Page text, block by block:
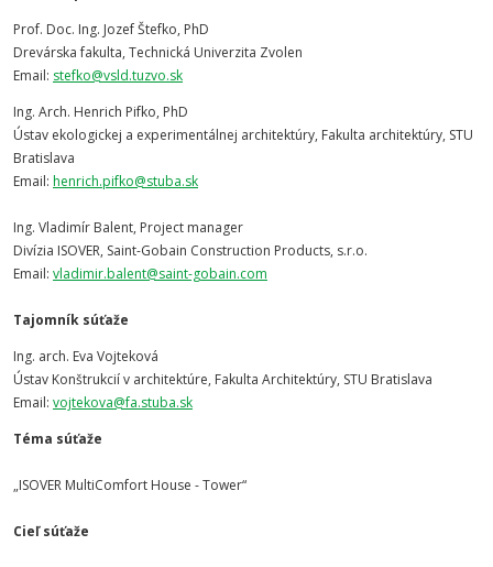
Prof. Doc. Ing. Jozef Štefko, PhD
Drevárska fakulta, Technická Univerzita Zvolen
Email: stefko@vsld.tuzvo.sk
Ing. Arch. Henrich Pifko, PhD
Ústav ekologickej a experimentálnej architektúry, Fakulta architektúry, STU
Bratislava
Email: henrich.pifko@stuba.sk
Ing. Vladimír Balent, Project manager
Divízia ISOVER, Saint-Gobain Construction Products, s.r.o.
Email: vladimir.balent@saint-gobain.com
Tajomník súťaže
Ing. arch. Eva Vojteková
Ústav Konštrukcií v architektúre, Fakulta Architektúry, STU Bratislava
Email: vojtekova@fa.stuba.sk
Téma súťaže
„ISOVER MultiComfort House - Tower“
Cieľ súťaže